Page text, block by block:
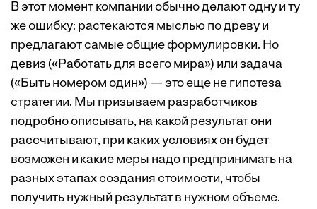
В этот момент компании обычно делают одну и ту
же ошибку: растекаются мыслью по древу и
предлагают самые общие формулировки. Но
девиз («Работать для всего мира») или задача
(«Быть номером один») — это еще не гипотеза
стратегии. Мы призываем разработчиков
подробно описывать, на какой результат они
рассчитывают, при каких условиях он будет
возможен и какие меры надо предпринимать на
разных этапах создания стоимости, чтобы
получить нужный результат в нужном объеме.